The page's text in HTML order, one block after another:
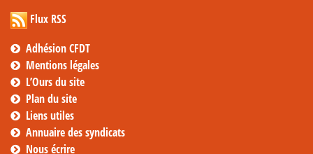
Flux RSS
Adhésion CFDT
Mentions légales
L’Ours du site
Plan du site
Liens utiles
Annuaire des syndicats
Nous écrire